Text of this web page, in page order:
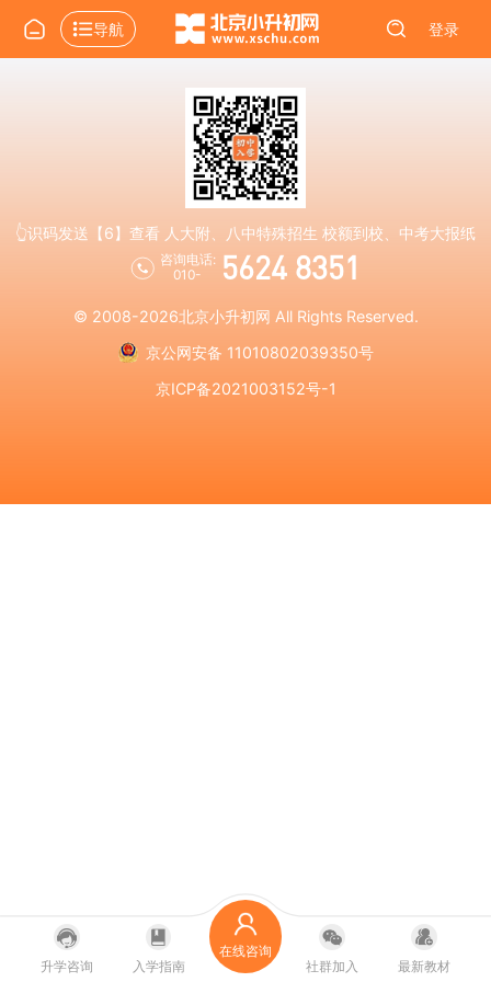
导航 登录
👆识码发送【6】查看 人大附、八中特殊招生 校额到校、中考大报纸
咨询电话:
010-
5624 8351
© 2008-2026北京小升初网 All Rights Reserved.
京公网安备 11010802039350号
京ICP备2021003152号-1
升学咨询 入学指南
在线咨询
社群加入
最新教材